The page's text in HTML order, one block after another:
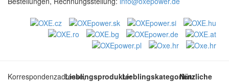
Korrespondenzadresse,Lieblingsprodukte:Lieblingskategorien:Nützliche